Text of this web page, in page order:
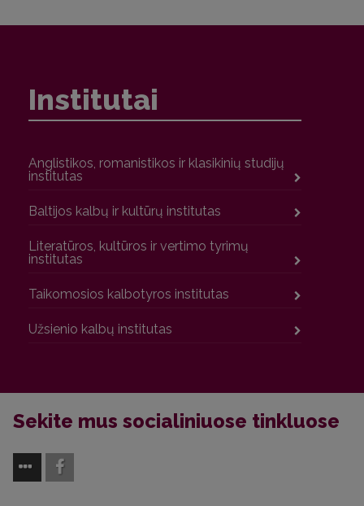
Institutai
Anglistikos, romanistikos ir klasikinių studijų
institutas
Baltijos kalbų ir kultūrų institutas
Literatūros, kultūros ir vertimo tyrimų
institutas
Taikomosios kalbotyros institutas
Užsienio kalbų institutas
Sekite mus socialiniuose tinkluose